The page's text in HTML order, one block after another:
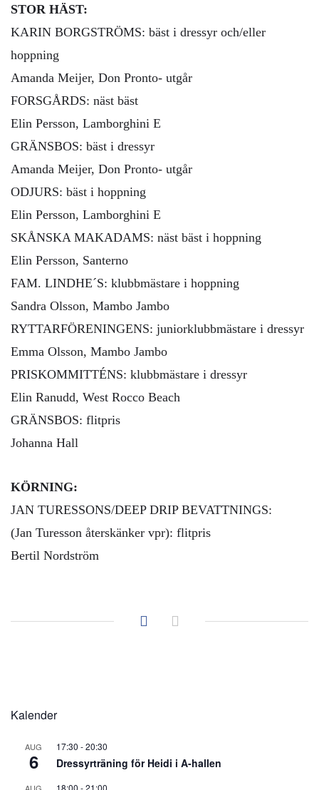
STOR HÄST:
KARIN BORGSTRÖMS: bäst i dressyr och/eller
hoppning
Amanda Meijer, Don Pronto- utgår
FORSGÅRDS: näst bäst
Elin Persson, Lamborghini E
GRÄNSBOS: bäst i dressyr
Amanda Meijer, Don Pronto- utgår
ODJURS: bäst i hoppning
Elin Persson, Lamborghini E
SKÅNSKA MAKADAMS: näst bäst i hoppning
Elin Persson, Santerno
FAM. LINDHE´S: klubbmästare i hoppning
Sandra Olsson, Mambo Jambo
RYTTARFÖRENINGENS: juniorklubbmästare i dressyr
Emma Olsson, Mambo Jambo
PRISKOMMITTÉNS: klubbmästare i dressyr
Elin Ranudd, West Rocco Beach
GRÄNSBOS: flitpris
Johanna Hall
KÖRNING:
JAN TURESSONS/DEEP DRIP BEVATTNINGS:
(Jan Turesson återskänker vpr): flitpris
Bertil Nordström
Kalender
AUG
6
17:30 -20:30
Dressyrträning för Heidi i A-hallen
AUG 18:00 -21:00